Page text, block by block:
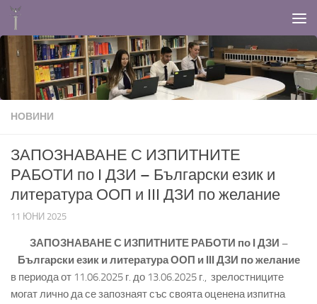
НОВИНИ
ЗАПОЗНАВАНЕ С ИЗПИТНИТЕ
РАБОТИ по І ДЗИ – Български език и
литература ООП и ІІІ ДЗИ по желание
11 ЮНИ 2025
ЗАПОЗНАВАНЕ С ИЗПИТНИТЕ РАБОТИ по І ДЗИ –
Български език и литература ООП и ІІІ ДЗИ по желание
в периода от 11.06.2025 г. до 13.06.2025 г., зрелостниците
могат лично да се запознаят със своята оценена изпитна